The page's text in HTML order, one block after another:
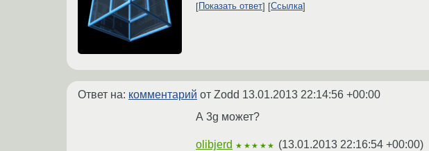
Показать ответ Ссылка
Ответ на: комментарий от Zodd 13.01.2013 22:14:56 +00:00
А 3g может?
olibjerd ★★★★★ (13.01.2013 22:16:54 +00:00)